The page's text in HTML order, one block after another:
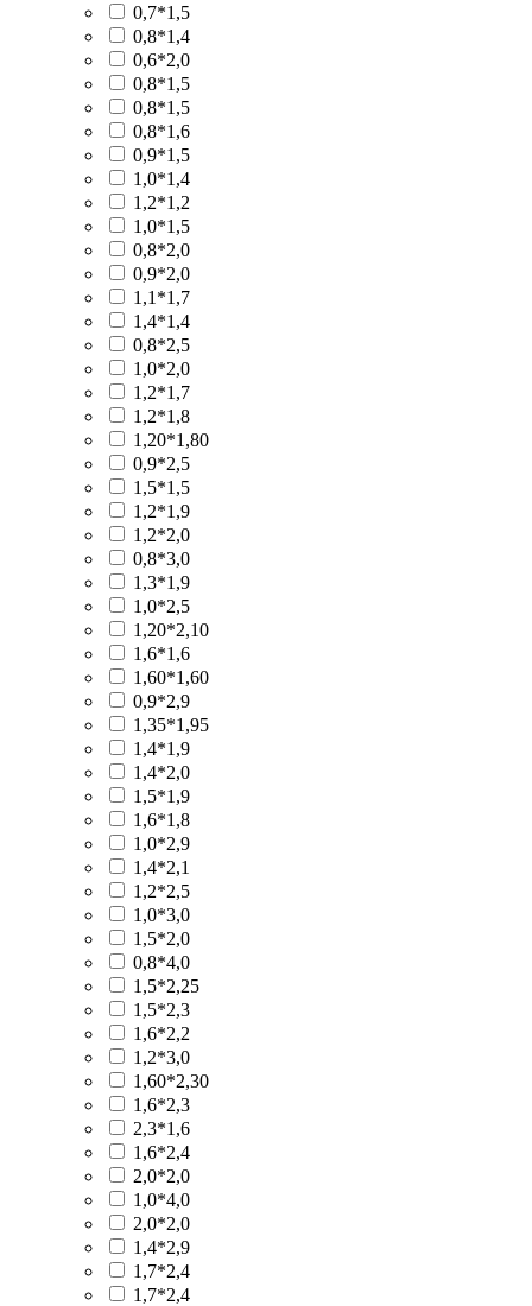
0,7*1,5
0,8*1,4
0,6*2,0
0,8*1,5
0,8*1,5
0,8*1,6
0,9*1,5
1,0*1,4
1,2*1,2
1,0*1,5
0,8*2,0
0,9*2,0
1,1*1,7
1,4*1,4
0,8*2,5
1,0*2,0
1,2*1,7
1,2*1,8
1,20*1,80
0,9*2,5
1,5*1,5
1,2*1,9
1,2*2,0
0,8*3,0
1,3*1,9
1,0*2,5
1,20*2,10
1,6*1,6
1,60*1,60
0,9*2,9
1,35*1,95
1,4*1,9
1,4*2,0
1,5*1,9
1,6*1,8
1,0*2,9
1,4*2,1
1,2*2,5
1,0*3,0
1,5*2,0
0,8*4,0
1,5*2,25
1,5*2,3
1,6*2,2
1,2*3,0
1,60*2,30
1,6*2,3
2,3*1,6
1,6*2,4
2,0*2,0
1,0*4,0
2,0*2,0
1,4*2,9
1,7*2,4
1,7*2,4